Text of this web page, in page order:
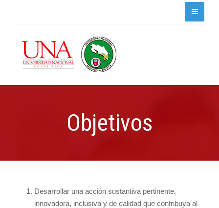
Objetivos
Desarrollar una acción sustantiva pertinente,
innovadora, inclusiva y de calidad que contribuya al